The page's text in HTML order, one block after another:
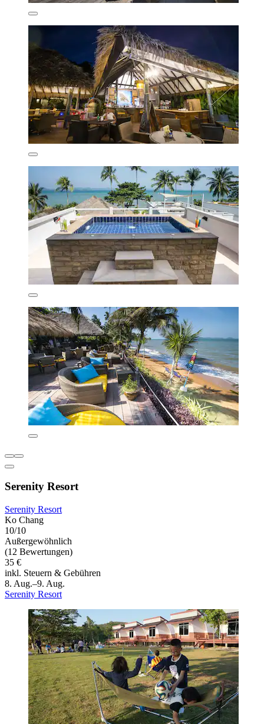
Serenity Resort
Serenity Resort
Ko Chang
10/10
Außergewöhnlich
(12 Bewertungen)
35 €
inkl. Steuern & Gebühren
8. Aug.–9. Aug.
Serenity Resort